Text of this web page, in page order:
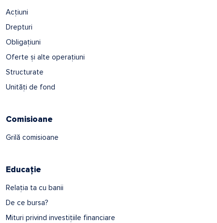
Acțiuni
Drepturi
Obligațiuni
Oferte și alte operațiuni
Structurate
Unități de fond
Comisioane
Grilă comisioane
Educație
Relația ta cu banii
De ce bursa?
Mituri privind investițiile financiare